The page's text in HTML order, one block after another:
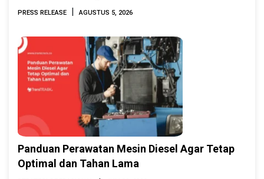
Indonesia Marine & Offshore Expo (IMOX)
PRESS RELEASE AGUSTUS 5, 2026
Panduan Perawatan Mesin Diesel Agar Tetap
Optimal dan Tahan Lama